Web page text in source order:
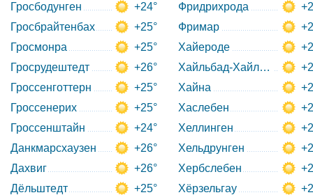
Гросбодунген
+24°
Гросбрайтенбах
+25°
Гросмонра
+25°
Гросрудештедт
+26°
Гроссенготтерн
+25°
Гроссенерих
+25°
Гроссенштайн
+24°
Данкмарсхаузен
+26°
Дахвиг
+26°
Дёльштедт
+25°
Фридрихрода
Фримар
Хайероде
Хайльбад-Хайлигенштадт
Хайна
Хаслебен
Хеллинген
Хельдрунген
Хербслебен
Хёрзельгау